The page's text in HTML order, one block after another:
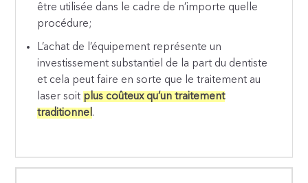
être utilisée dans le cadre de n’importe quelle
procédure;
L’achat de l’équipement représente un
investissement substantiel de la part du dentiste
et cela peut faire en sorte que le traitement au
laser soit plus coûteux qu’un traitement
traditionnel .